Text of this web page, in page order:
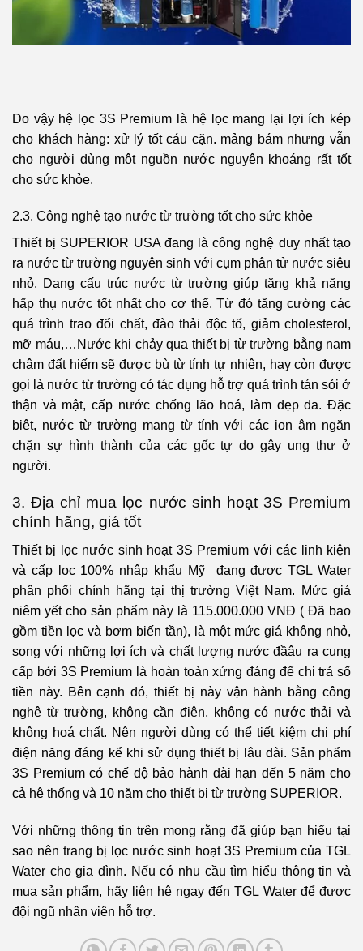
Do vậy hệ lọc 3S Premium là hệ lọc mang lại lợi ích kép
cho khách hàng: xử lý tốt cáu cặn. mảng bám nhưng vẫn
cho người dùng một nguồn nước nguyên khoáng rất tốt
cho sức khỏe.
2.3. Công nghệ tạo nước từ trường tốt cho sức khỏe
Thiết bị SUPERIOR USA đang là công nghệ duy nhất tạo
ra nước từ trường nguyên sinh với cụm phân tử nước siêu
nhỏ. Dạng cấu trúc nước từ trường giúp tăng khả năng
hấp thụ nước tốt nhất cho cơ thể. Từ đó tăng cường các
quá trình trao đổi chất, đào thải độc tố, giảm cholesterol,
mỡ máu,…Nước khi chảy qua thiết bị từ trường bằng nam
châm đất hiếm sẽ được bù từ tính tự nhiên, hay còn được
gọi là nước từ trường có tác dụng hỗ trợ quá trình tán sỏi ở
thận và mật, cấp nước chống lão hoá, làm đẹp da. Đặc
biệt, nước từ trường mang từ tính với các ion âm ngăn
chặn sự hình thành của các gốc tự do gây ung thư ở
người.
3. Địa chỉ mua lọc nước sinh hoạt 3S Premium
chính hãng, giá tốt
Thiết bị lọc nước sinh hoạt 3S Premium với các linh kiện
và cấp lọc 100% nhập khẩu Mỹ đang được TGL Water
phân phối chính hãng tại thị trường Việt Nam. Mức giá
niêm yết cho sản phẩm này là 115.000.000 VNĐ ( Đã bao
gồm tiền lọc và bơm biến tần), là một mức giá không nhỏ,
song với những lợi ích và chất lượng nước đầâu ra cung
cấp bởi 3S Premium là hoàn toàn xứng đáng để chi trả số
tiền này. Bên cạnh đó, thiết bị này vận hành bằng công
nghệ từ trường, không cần điện, không có nước thải và
không hoá chất. Nên người dùng có thể tiết kiệm chi phí
điện năng đáng kể khi sử dụng thiết bị lâu dài. Sản phẩm
3S Premium có chế độ bảo hành dài hạn đến 5 năm cho
cả hệ thống và 10 năm cho thiết bị từ trường SUPERIOR.
Với những thông tin trên mong rằng đã giúp bạn hiểu tại
sao nên trang bị lọc nước sinh hoạt 3S Premium của TGL
Water cho gia đình. Nếu có nhu cầu tìm hiểu thông tin và
mua sản phẩm, hãy liên hệ ngay đến TGL Water để được
đội ngũ nhân viên hỗ trợ.